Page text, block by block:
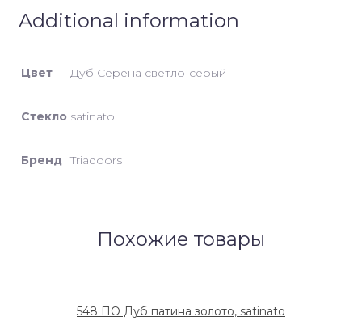
Additional information
Цвет Дуб Серена светло-серый
Стекло satinato
Бренд Triadoors
Похожие товары
548 ПО Дуб патина золото, satinato